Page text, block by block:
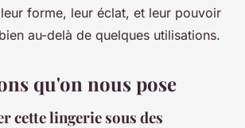
forme, leur éclat, et leur pouvoir
au-delà de quelques utilisations.
qu'on nous pose
cette lingerie sous des